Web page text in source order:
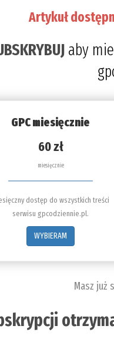
Artykuł
aby
GPC miesięcznie
60 zł
miesięcznie
dostęp do wszystkich treści
serwisu gpcodziennie.pl.
WYBIERAM
Masz już